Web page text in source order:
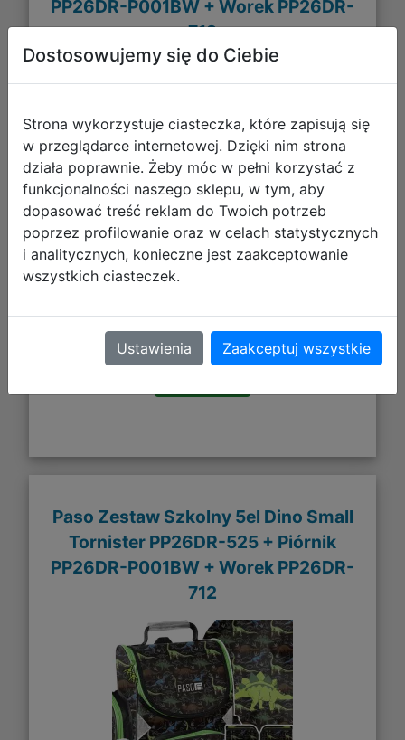
PP26DR-P001BW + Worek PP26DR-
712
196,95 zł
DO KOSZYKA
Paso Zestaw Szkolny 5el Dino Small
Tornister PP26DR-525 + Piórnik
PP26DR-P001BW + Worek PP26DR-
712
Dostosowujemy się do Ciebie
Strona wykorzystuje ciasteczka, które zapisują się
w przeglądarce internetowej. Dzięki nim strona
działa poprawnie. Żeby móc w pełni korzystać z
funkcjonalności naszego sklepu, w tym, aby
dopasować treść reklam do Twoich potrzeb
poprzez profilowanie oraz w celach statystycznych
i analitycznych, konieczne jest zaakceptowanie
wszystkich ciasteczek.
Ustawienia Zaakceptuj wszystkie